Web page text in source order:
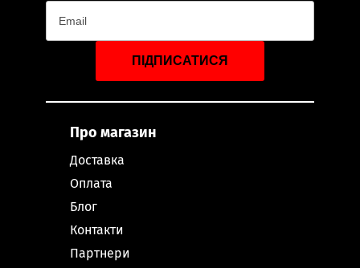
ПІДПИСАТИСЯ
Про магазин
Доставка
Оплата
Блог
Контакти
Партнери